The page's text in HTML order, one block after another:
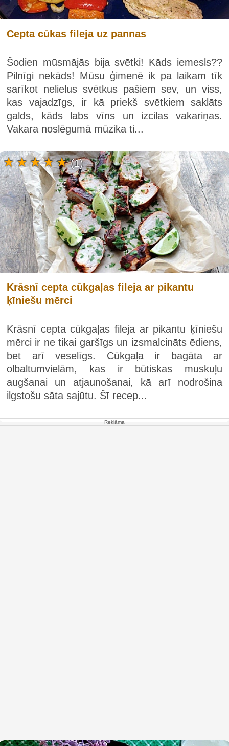
Cepta cūkas fileja uz pannas
Šodien mūsmājās bija svētki! Kāds iemesls??
Pilnīgi nekāds! Mūsu ģimenē ik pa laikam tīk
sarīkot nelielus svētkus pašiem sev, un viss,
kas vajadzīgs, ir kā priekš svētkiem saklāts
galds, kāds labs vīns un izcilas vakariņas.
Vakara noslēgumā mūzika ti...
Krāsnī cepta cūkgaļas fileja ar pikantu
ķīniešu mērci
Krāsnī cepta cūkgaļas fileja ar pikantu ķīniešu
mērci ir ne tikai garšīgs un izsmalcināts ēdiens,
bet arī veselīgs. Cūkgaļa ir bagāta ar
olbaltumvielām, kas ir būtiskas muskuļu
augšanai un atjaunošanai, kā arī nodrošina
ilgstošu sāta sajūtu. Šī recep...
(1)
Reklāma